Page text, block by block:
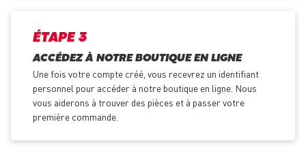
ÉTAPE 3
ACCÉDEZ À NOTRE BOUTIQUE EN LIGNE
Une fois votre compte créé, vous recevrez un identifiant
personnel pour accéder à notre boutique en ligne. Nous
vous aiderons à trouver des pièces et à passer votre
première commande.